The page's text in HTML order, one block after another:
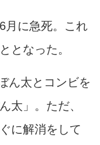
月に急死。これ
となった。
ん太とコンビを
太」。 ただ、
に解消をして